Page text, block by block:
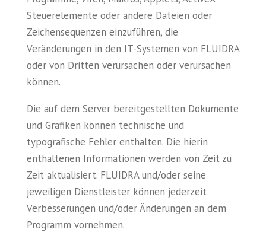
Steuerelemente oder andere Dateien oder
Zeichensequenzen einzuführen, die
Veränderungen in den IT-Systemen von FLUIDRA
oder von Dritten verursachen oder verursachen
können.
Die auf dem Server bereitgestellten Dokumente
und Grafiken können technische und
typografische Fehler enthalten. Die hierin
enthaltenen Informationen werden von Zeit zu
Zeit aktualisiert. FLUIDRA und/oder seine
jeweiligen Dienstleister können jederzeit
Verbesserungen und/oder Änderungen an dem
Programm vornehmen.